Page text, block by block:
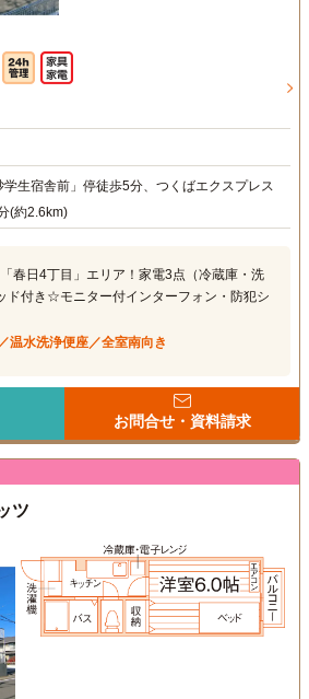
生宿舎前」停徒歩5分、つくばエクスプレス
(約2.6km)
春日4丁目」エリア！家電3点（冷蔵庫・洗
ド付き☆モニター付インターフォン・防犯シ
温水洗浄便座／全室南向き
お問合せ・資料請求
ツ